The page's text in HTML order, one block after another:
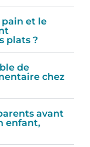
et le
plats ?
de
chez
avant
enfant,